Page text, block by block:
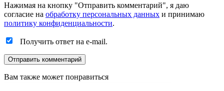
Нажимая на кнопку "Отправить комментарий", я даю
согласие на обработку персональных данных и принимаю
политику конфиденциальности.
Получить ответ на e-mail.
Вам также может понравиться